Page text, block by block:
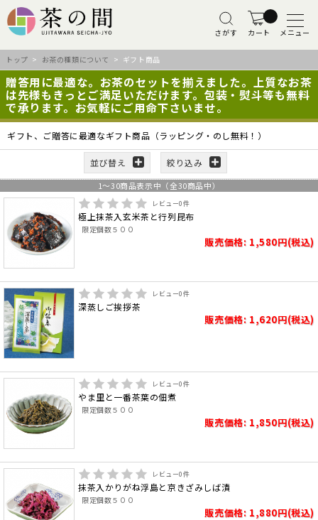
さがす カート メニュー
トップ > お茶の種類について > ギフト商品
贈答用に最適な。お茶のセットを揃えました。上質なお茶
は先様もきっとご満足いただけます。包装・熨斗等も無料
で承ります。お気軽にご用命下さいませ。
ギフト、ご贈答に最適なギフト商品（ラッピング・のし無料！）
並び替え 絞り込み
1～30商品表示中（全30商品中）
レビュー0件
極上抹茶入玄米茶と行列昆布
限定個数５００
販売価格: 1,580円(税込)
レビュー0件
深蒸しご挨拶茶
販売価格: 1,620円(税込)
レビュー0件
やま里と一番茶葉の佃煮
限定個数５００
販売価格: 1,850円(税込)
レビュー0件
抹茶入かりがね浮島と京きざみしば漬
限定個数５００
販売価格: 1,880円(税込)